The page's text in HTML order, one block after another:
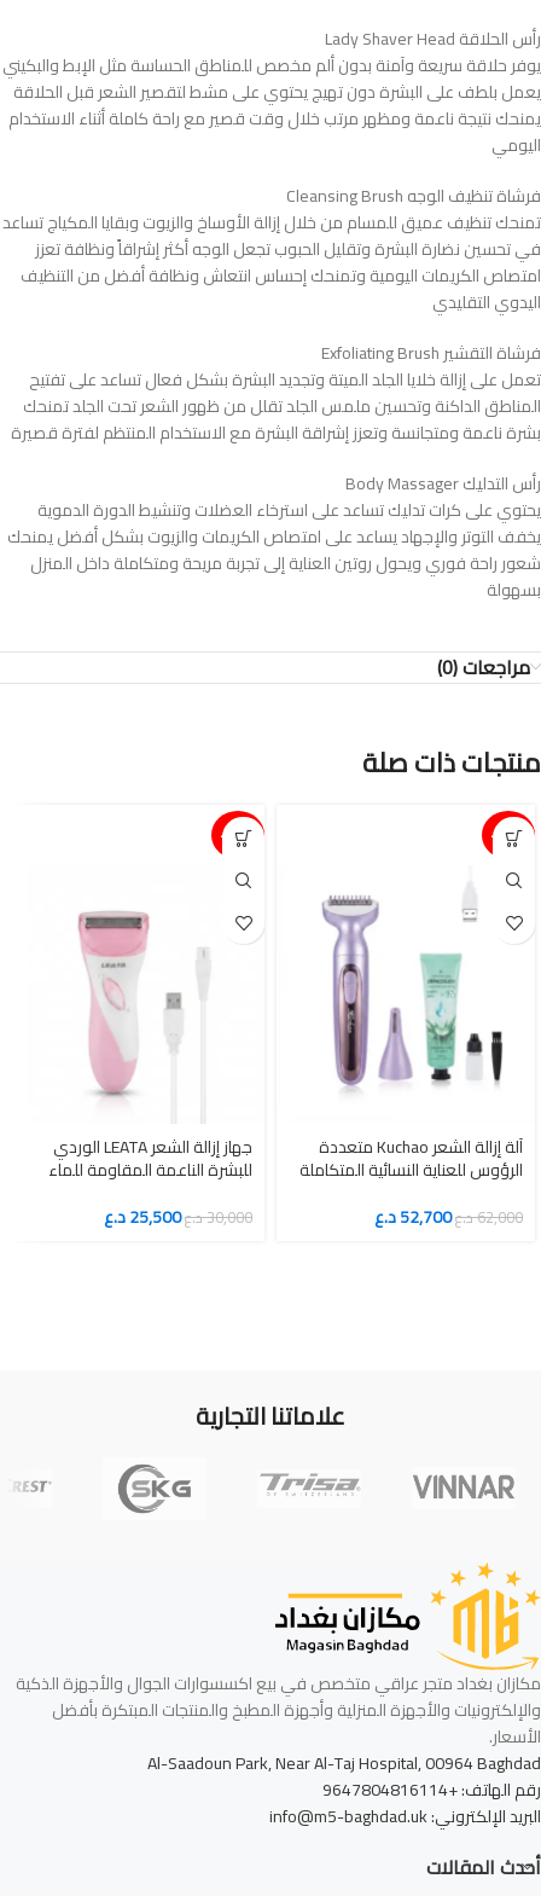
رأس الحلاقة Lady Shaver Head
يوفر حلاقة سريعة وآمنة بدون ألم مخصص للمناطق الحساسة مثل الإبط والبكيني
يعمل بلطف على البشرة دون تهيج يحتوي على مشط لتقصير الشعر قبل الحلاقة
يمنحك نتيجة ناعمة ومظهر مرتب خلال وقت قصير مع راحة كاملة أثناء الاستخدام
اليومي
فرشاة تنظيف الوجه Cleansing Brush
تمنحك تنظيف عميق للمسام من خلال إزالة الأوساخ والزيوت وبقايا المكياج تساعد
في تحسين نضارة البشرة وتقليل الحبوب تجعل الوجه أكثر إشراقاً ونظافة تعزز
امتصاص الكريمات اليومية وتمنحك إحساس انتعاش ونظافة أفضل من التنظيف
اليدوي التقليدي
فرشاة التقشير Exfoliating Brush
تعمل على إزالة خلايا الجلد الميتة وتجديد البشرة بشكل فعال تساعد على تفتيح
المناطق الداكنة وتحسين ملمس الجلد تقلل من ظهور الشعر تحت الجلد تمنحك
بشرة ناعمة ومتجانسة وتعزز إشراقة البشرة مع الاستخدام المنتظم لفترة قصيرة
رأس التدليك Body Massager
يحتوي على كرات تدليك تساعد على استرخاء العضلات وتنشيط الدورة الدموية
يخفف التوتر والإجهاد يساعد على امتصاص الكريمات والزيوت بشكل أفضل يمنحك
شعور راحة فوري ويحول روتين العناية إلى تجربة مريحة ومتكاملة داخل المنزل
بسهولة
مراجعات (0)
منتجات ذات صلة
15%-
آلة إزالة الشعر Kuchao متعددة
الرؤوس للعناية النسائية المتكاملة
62,000د.ع52,700د.ع
15%-
جهاز إزالة الشعر LEATA الوردي
للبشرة الناعمة المقاومة للماء
30,000د.ع25,500د.ع
علاماتنا التجارية
مكازان بغداد متجر عراقي متخصص في بيع اكسسوارات الجوال والأجهزة الذكية
والإلكترونيات والأجهزة المنزلية وأجهزة المطبخ والمنتجات المبتكرة بأفضل
الأسعار.
Al-Saadoun Park, Near Al-Taj Hospital, 00964 Baghdad
رقم الهاتف: +9647804816114
البريد الإلكتروني: info@m5-baghdad.uk
أحدث المقالات